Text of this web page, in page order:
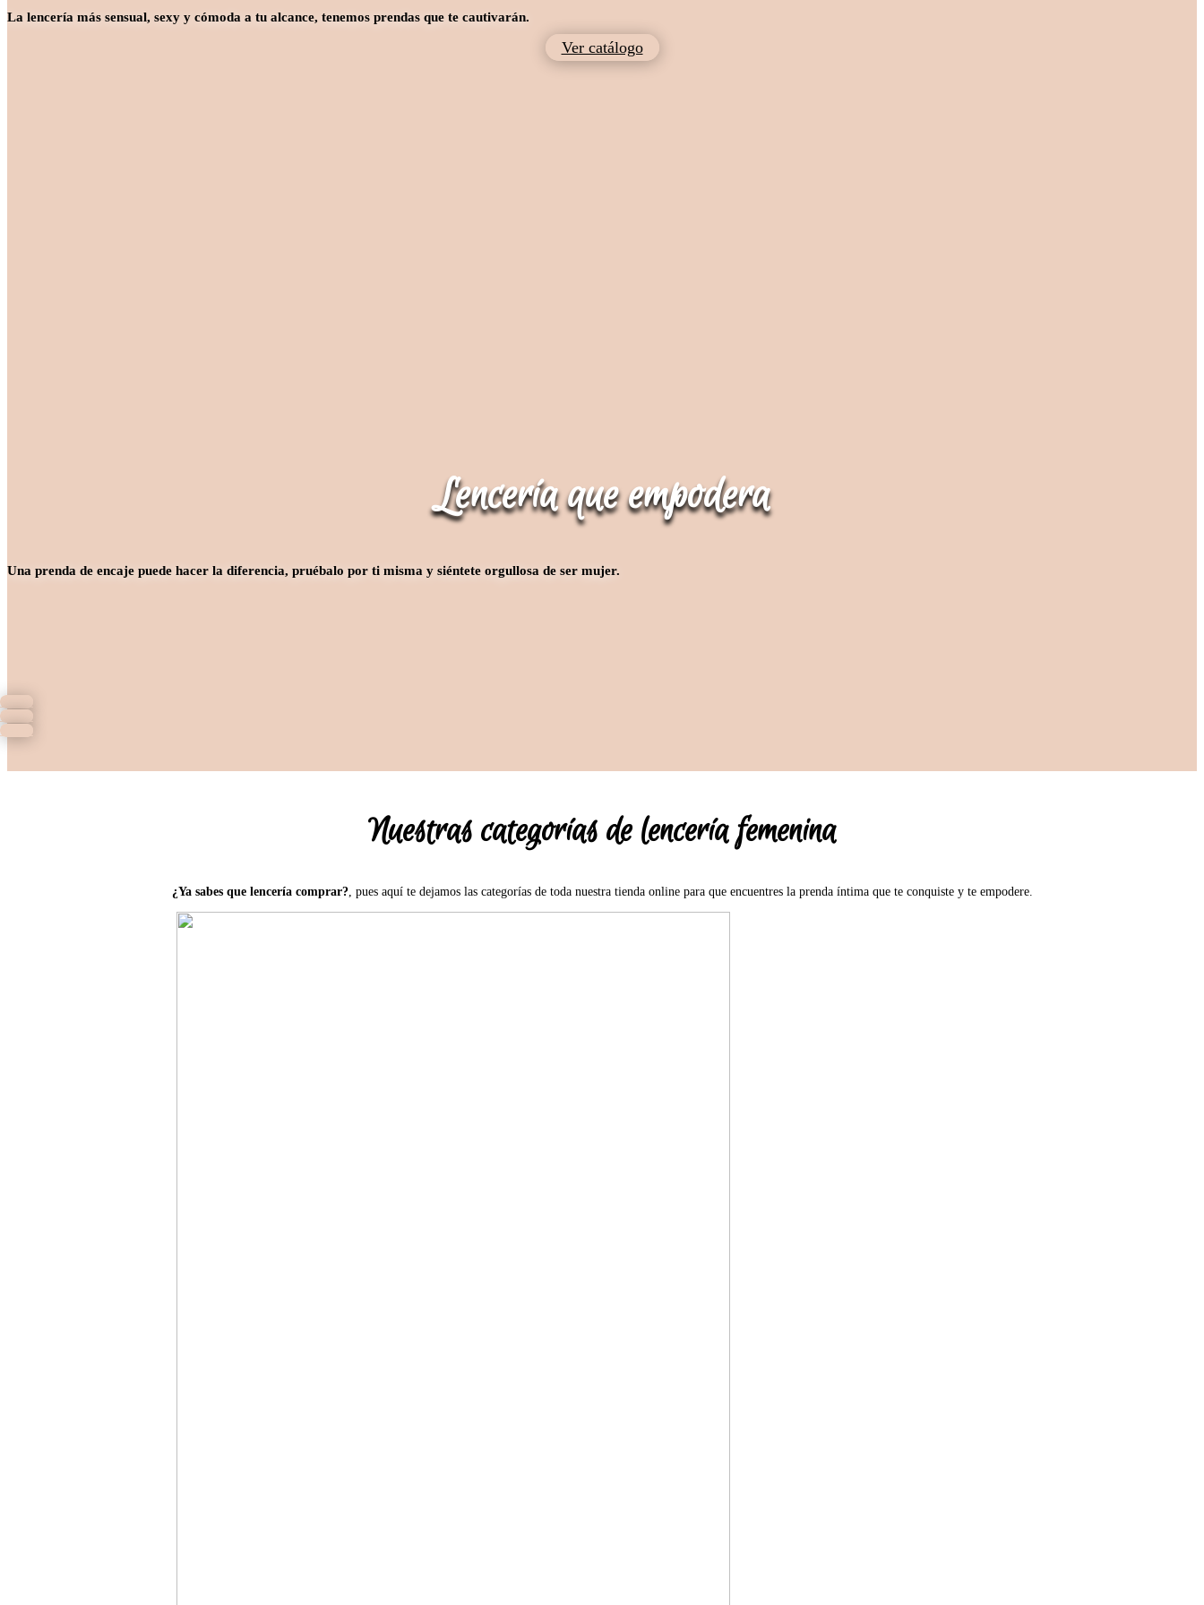
La lencería más sensual, sexy y cómoda a tu alcance, tenemos prendas que te cautivarán.
Ver catálogo
Lencería que empodera
Una prenda de encaje puede hacer la diferencia, pruébalo por ti misma y siéntete orgullosa de ser mujer.
Nuestras categorías de lencería femenina
¿Ya sabes que lencería comprar?, pues aquí te dejamos las categorías de toda nuestra tienda online para que encuentres la prenda íntima que te conquiste y te empodere.
Seguir
Seguir
Seguir